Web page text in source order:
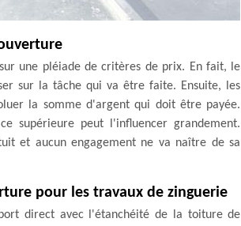
une pléiade de critères de prix. En fait, le
sur la tâche qui va être faite. Ensuite, les
la somme d'argent qui doit être payée.
supérieure peut l'influencer grandement.
et aucun engagement ne va naître de sa
pour les travaux de zinguerie
direct avec l'étanchéité de la toiture de